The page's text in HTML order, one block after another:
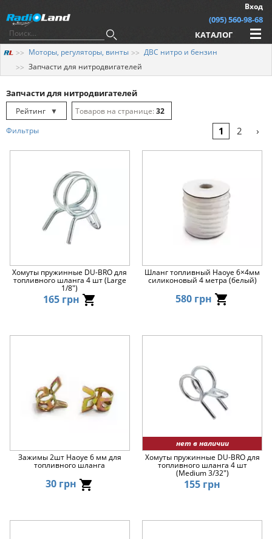
Вход
(095) 560-98-68
КАТАЛОГ
Моторы, регуляторы, винты
ДВС нитро и бензин
Запчасти для нитродвигателей
Запчасти для нитродвигателей
Рейтинг
▼
Рейтинг
32
Фильтры 1 2 ›
Хомуты пружинные DU-BRO для
топливного шланга 4 шт (Large
1/8")
165 грн
Шланг топливный Haoye 6×4мм
силиконовый 4 метра (белый)
580 грн
Зажимы 2шт Haoye 6 мм для
топливного шланга
30 грн
нет в наличии
Хомуты пружинные DU-BRO для
топливного шланга 4 шт
(Medium 3/32")
155 грн